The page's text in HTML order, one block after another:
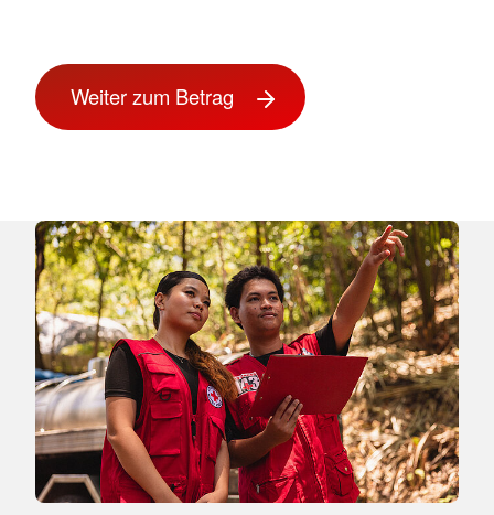
Weiter zum Betrag